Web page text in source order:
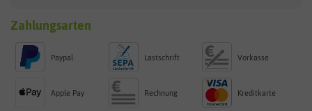
Zahlungsarten
Paypal Lastschrift Vorkasse
Apple Pay Rechnung Kreditkarte